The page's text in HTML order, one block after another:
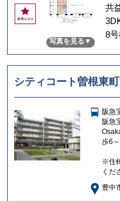
お
気
り
写真を見る
共
8
シティコート曽根東
阪急
阪急
歩6
※住
くだ
豊中